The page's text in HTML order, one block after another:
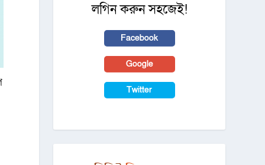
লগিন করুন সহজেই!
Facebook
Google
Twitter